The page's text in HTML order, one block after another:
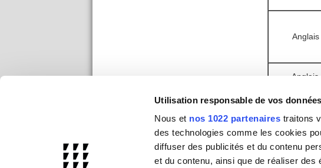
Utilisation responsable de vos données
Nous et nos 1022 partenaires traitons
des technologies comme les cookies
diffuser des publicités et du contenu
et du contenu, ainsi que de réaliser des
Anglais
Espagnol